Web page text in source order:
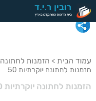
עמוד הבית > הזמנות לחתונה
הזמנות לחתונה יוקרתיות 50
הזמנות לחתונה יוקרתיות 50